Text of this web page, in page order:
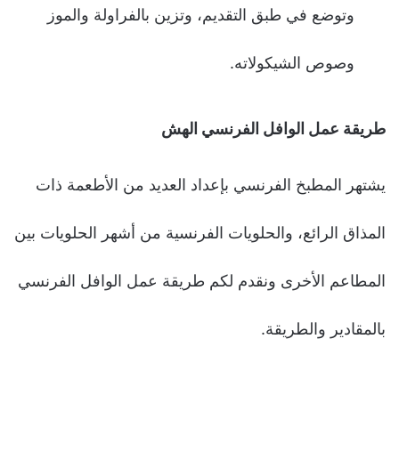
وتوضع في طبق التقديم، وتزين بالفراولة والموز
وصوص الشيكولاته.
طريقة عمل الوافل الفرنسي الهش
يشتهر المطبخ الفرنسي بإعداد العديد من الأطعمة ذات
المذاق الرائع، والحلويات الفرنسية من أشهر الحلويات بين
المطاعم الأخرى ونقدم لكم طريقة عمل الوافل الفرنسي
بالمقادير والطريقة.